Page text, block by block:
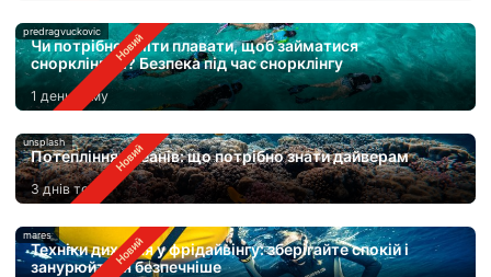
predragvuckovic
Чи потрібно вміти плавати, щоб займатися
снорклінгом? Безпека під час снорклінгу
1 день тому
unsplash
Потепління океанів: що потрібно знати дайверам
3 днів тому
mares
Техніки дихання у фрідайвінгу: зберігайте спокій і
занурюйтеся безпечніше